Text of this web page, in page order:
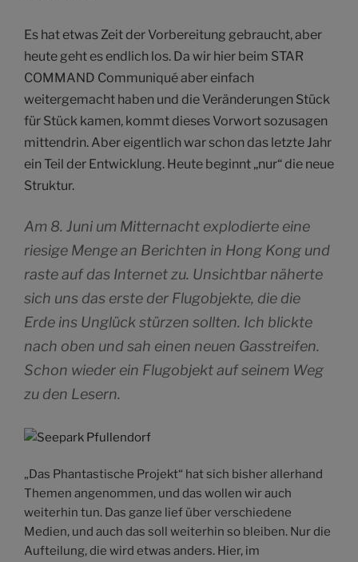
Es hat etwas Zeit der Vorbereitung gebraucht, aber
heute geht es endlich los. Da wir hier beim STAR
COMMAND Communiqué aber einfach
weitergemacht haben und die Veränderungen Stück
für Stück kamen, kommt dieses Vorwort sozusagen
mittendrin. Aber eigentlich war schon das letzte Jahr
ein Teil der Entwicklung. Heute beginnt „nur“ die neue
Struktur.
Am 8. Juni um Mitternacht explodierte eine
riesige Menge an Berichten in Hong Kong und
raste auf das Internet zu. Unsichtbar näherte
sich uns das erste der Flugobjekte, die die
Erde ins Unglück stürzen sollten. Ich blickte
nach oben und sah einen neuen Gasstreifen.
Schon wieder ein Flugobjekt auf seinem Weg
zu den Lesern.
„Das Phantastische Projekt“ hat sich bisher allerhand
Themen angenommen, und das wollen wir auch
weiterhin tun. Das ganze lief über verschiedene
Medien, und auch das soll weiterhin so bleiben. Nur die
Aufteilung, die wird etwas anders. Hier, im